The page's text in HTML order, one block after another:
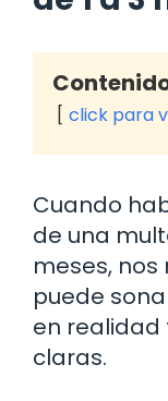
click para
Cuando
de una
meses,
puede
en realidad
claras.